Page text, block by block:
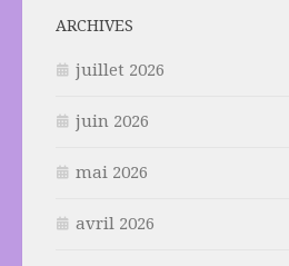
ARCHIVES
juillet 2026
juin 2026
mai 2026
avril 2026